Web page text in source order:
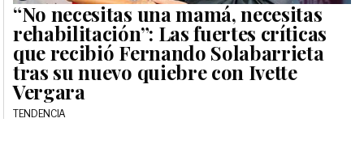
“No necesitas una mamá, necesitas
rehabilitación”: Las fuertes críticas
que recibió Fernando Solabarrieta
tras su nuevo quiebre con Ivette
Vergara
TENDENCIA